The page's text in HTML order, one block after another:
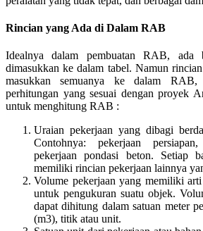
Rincian yang Ada di Dalam RAB
Idealnya dalam pembuatan RAB, ada
dimasukkan ke dalam tabel. Namun
masukkan semuanya ke dalam
perhitungan yang sesuai dengan proyek
untuk menghitung RAB :
Uraian pekerjaan yang dibagi
Contohnya: pekerjaan
pekerjaan pondasi beton. Setiap
memiliki rincian pekerjaan lainnya
Volume pekerjaan yang memiliki
untuk pengukuran suatu objek.
dapat dihitung dalam satuan meter
(m3), titik atau unit.